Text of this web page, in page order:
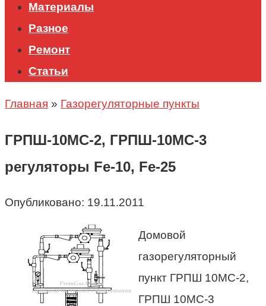
Материалы
Разное
Ремонт
Статьи
Главная » Газорегуляторные пункты
ГРПШ-10МС-2, ГРПШ-10МС-3
регуляторы Fe-10, Fe-25
Опубликовано: 19.11.2011
Домовой
газорегуляторный
пункт ГРПШ 10МС-2,
ГРПШ 10МС-3